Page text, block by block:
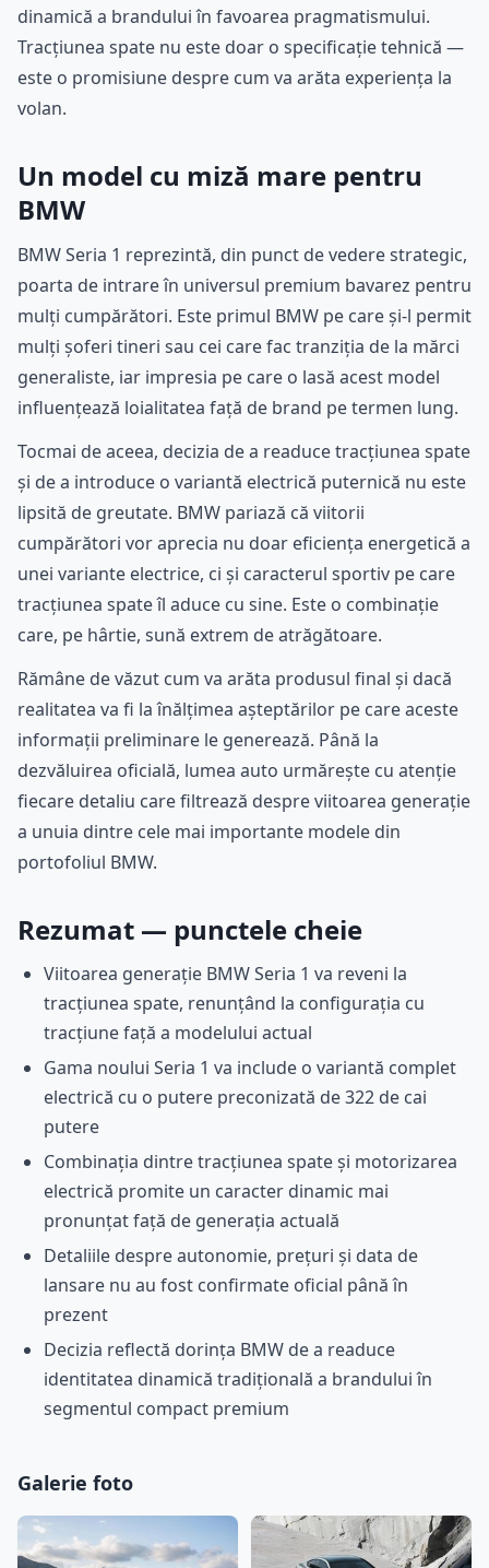
dinamică a brandului în favoarea pragmatismului.
Tracțiunea spate nu este doar o specificație tehnică —
este o promisiune despre cum va arăta experiența la
volan.
Un model cu miză mare pentru
BMW
BMW Seria 1 reprezintă, din punct de vedere strategic,
poarta de intrare în universul premium bavarez pentru
mulți cumpărători. Este primul BMW pe care și-l permit
mulți șoferi tineri sau cei care fac tranziția de la mărci
generaliste, iar impresia pe care o lasă acest model
influențează loialitatea față de brand pe termen lung.
Tocmai de aceea, decizia de a readuce tracțiunea spate
și de a introduce o variantă electrică puternică nu este
lipsită de greutate. BMW pariază că viitorii
cumpărători vor aprecia nu doar eficiența energetică a
unei variante electrice, ci și caracterul sportiv pe care
tracțiunea spate îl aduce cu sine. Este o combinație
care, pe hârtie, sună extrem de atrăgătoare.
Rămâne de văzut cum va arăta produsul final și dacă
realitatea va fi la înălțimea așteptărilor pe care aceste
informații preliminare le generează. Până la
dezvăluirea oficială, lumea auto urmărește cu atenție
fiecare detaliu care filtrează despre viitoarea generație
a unuia dintre cele mai importante modele din
portofoliul BMW.
Rezumat — punctele cheie
Viitoarea generație BMW Seria 1 va reveni la
tracțiunea spate, renunțând la configurația cu
tracțiune față a modelului actual
Gama noului Seria 1 va include o variantă complet
electrică cu o putere preconizată de 322 de cai
putere
Combinația dintre tracțiunea spate și motorizarea
electrică promite un caracter dinamic mai
pronunțat față de generația actuală
Detaliile despre autonomie, prețuri și data de
lansare nu au fost confirmate oficial până în
prezent
Decizia reflectă dorința BMW de a readuce
identitatea dinamică tradițională a brandului în
segmentul compact premium
Galerie foto